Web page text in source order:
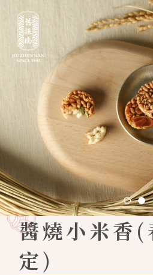
關於我們
品牌故事
歷史沿革
認識漢餅文
文化生活誌
24節氣文化
漢餅文化
漢餅文化體
漢餅文化館
文化體驗
產品服務
產品介紹
企業客製贈禮
預約品鑑
喜餅預約
企業永續
企業永續發
永續新聞集
最新消息
聯絡我們
全台據點
醬燒小米香(
定)